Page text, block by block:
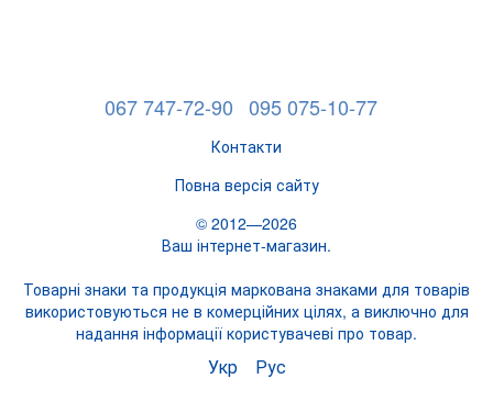
067 747-72-90 095 075-10-77
Контакти
Повна версія сайту
© 2012—2026
Ваш інтернет-магазин.
Товарні знаки та продукція маркована знаками для товарів
використовуються не в комерційних цілях, а виключно для
надання інформації користувачеві про товар.
Укр Рус